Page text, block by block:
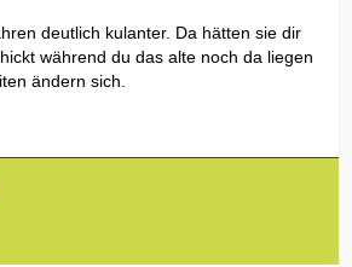
deutlich kulanter. Da hätten sie dir
während du das alte noch da liegen
ändern sich.